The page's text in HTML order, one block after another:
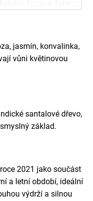
Tiziana Terenzi.
jasmín, konvalinka,
vůni květinovou
santalové dřevo,
základ.
2021 jako součást
a letní období, ideální
výdrží a silnou